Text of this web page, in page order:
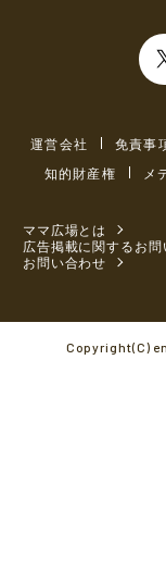
運営会社 免責事
知的財産権
メ
ママ広場とは
広告掲載に関するお
お問い合わせ
Copyright(C)